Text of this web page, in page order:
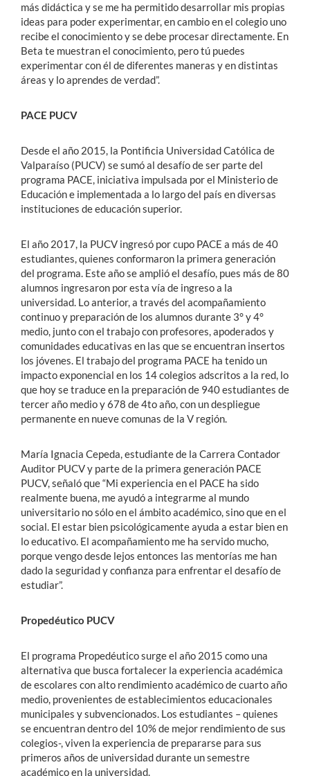
más didáctica y se me ha permitido desarrollar mis propias
ideas para poder experimentar, en cambio en el colegio uno
recibe el conocimiento y se debe procesar directamente. En
Beta te muestran el conocimiento, pero tú puedes
experimentar con él de diferentes maneras y en distintas
áreas y lo aprendes de verdad”.
PACE PUCV
Desde el año 2015, la Pontificia Universidad Católica de
Valparaíso (PUCV) se sumó al desafío de ser parte del
programa PACE, iniciativa impulsada por el Ministerio de
Educación e implementada a lo largo del país en diversas
instituciones de educación superior.
El año 2017, la PUCV ingresó por cupo PACE a más de 40
estudiantes, quienes conformaron la primera generación
del programa. Este año se amplió el desafío, pues más de 80
alumnos ingresaron por esta vía de ingreso a la
universidad. Lo anterior, a través del acompañamiento
continuo y preparación de los alumnos durante 3° y 4°
medio, junto con el trabajo con profesores, apoderados y
comunidades educativas en las que se encuentran insertos
los jóvenes. El trabajo del programa PACE ha tenido un
impacto exponencial en los 14 colegios adscritos a la red, lo
que hoy se traduce en la preparación de 940 estudiantes de
tercer año medio y 678 de 4to año, con un despliegue
permanente en nueve comunas de la V región.
María Ignacia Cepeda, estudiante de la Carrera Contador
Auditor PUCV y parte de la primera generación PACE
PUCV, señaló que “Mi experiencia en el PACE ha sido
realmente buena, me ayudó a integrarme al mundo
universitario no sólo en el ámbito académico, sino que en el
social. El estar bien psicológicamente ayuda a estar bien en
lo educativo. El acompañamiento me ha servido mucho,
porque vengo desde lejos entonces las mentorías me han
dado la seguridad y confianza para enfrentar el desafío de
estudiar”.
Propedéutico PUCV
El programa Propedéutico surge el año 2015 como una
alternativa que busca fortalecer la experiencia académica
de escolares con alto rendimiento académico de cuarto año
medio, provenientes de establecimientos educacionales
municipales y subvencionados. Los estudiantes – quienes
se encuentran dentro del 10% de mejor rendimiento de sus
colegios-, viven la experiencia de prepararse para sus
primeros años de universidad durante un semestre
académico en la universidad.